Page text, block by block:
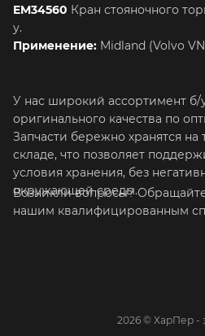
EM34560 Кран стояночного
у.
Применение: Midland (Volvo
У нас широкий ассортимент б/
оригинального качества по
Запчасти бережно хранятся
складе, что позволяет
условия хранения, без
окружающей среды.
Возникли вопросы?
нашим квалифицированным
2026 © ХарПер -